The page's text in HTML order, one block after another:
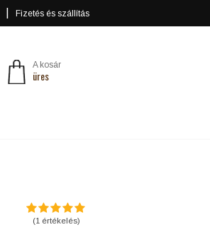
Fizetés és szállítás
A kosár
üres
(1 értékelés)